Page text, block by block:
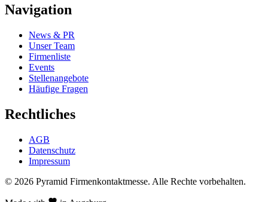
Navigation
News & PR
Unser Team
Firmenliste
Events
Stellenangebote
Häufige Fragen
Rechtliches
AGB
Datenschutz
Impressum
© 2026 Pyramid Firmenkontaktmesse. Alle Rechte vorbehalten.